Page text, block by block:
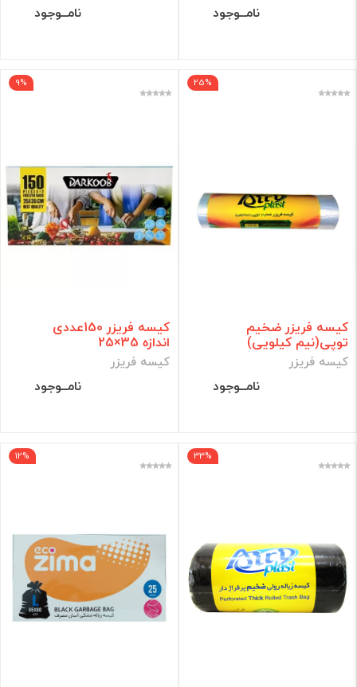
نامــوجود نامــوجود
25%
کیسه فریزر ضخیم
توپی(نیم کیلویی)
کیسه فریزر
نامــوجود
9%
کیسه فریزر 150عددی
اندازه 35×25
کیسه فریزر
نامــوجود
33%
12%